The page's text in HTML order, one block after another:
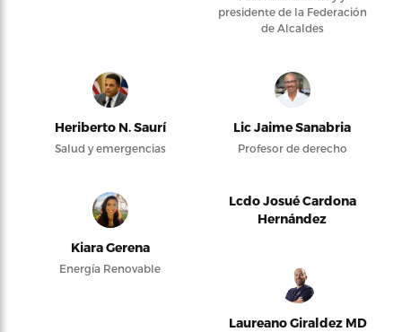
presidente de la Federación
de Alcaldes
Heriberto N. Saurí
Salud y emergencias
Lic Jaime Sanabria
Profesor de derecho
Kiara Gerena
Energía Renovable
Lcdo Josué Cardona
Hernández
Laureano Giraldez MD